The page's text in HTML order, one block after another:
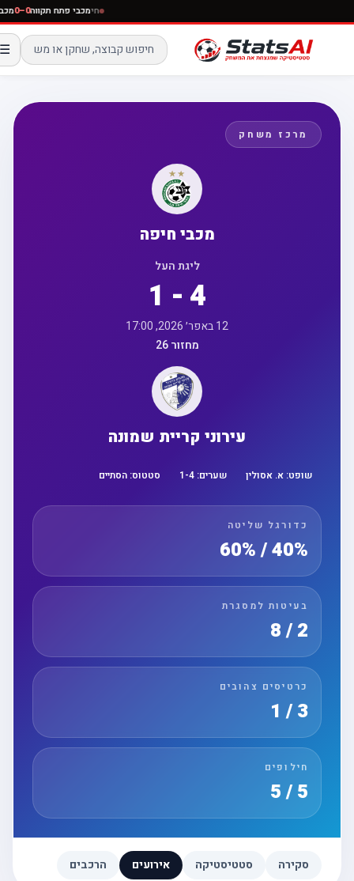
חימכבי פתח תקווה0–0
☰
מרכז משחק
מכבי חיפה
ליגת העל
1 - 4
12 באפר׳ 2026, 17:00
מחזור 26
עירוני קריית שמונה
שופט:א. אסולין שערים: 1 -4 סטטוס:הסתיים
כדורגל שליטה
40% / 60%
בעיטות למסגרת
כרטיסים צהובים
3 / 1
חילופים
סקירה סטטיסטיקה אירועים הרכבים